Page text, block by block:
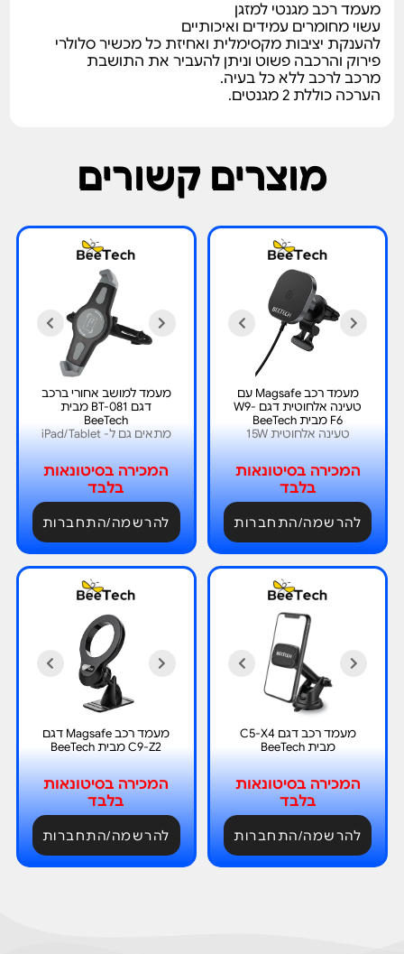
מעמד רכב מגנטי למזגן
עשוי מחומרים עמידים ואיכותיים
להענקת יציבות מקסימלית ואחיזת כל מכשיר סלולרי
פירוק והרכבה פשוט וניתן להעביר את התושבת
מרכב לרכב ללא כל בעיה.
הערכה כוללת 2 מגנטים.
מוצרים קשורים
טעינה אלחוטית 15W
מעמד רכב Magsafe עם
טעינה אלחוטית דגם W9-
F6 מבית BeeTech
המכירה בסיטונאות
בלבד
להרשמה/התחברות
מתאים גם ל- iPad/Tablet
מעמד למושב אחורי ברכב
דגם BT-081 מבית
BeeTech
המכירה בסיטונאות
בלבד
להרשמה/התחברות
מעמד רכב דגם C5-X4
מבית BeeTech
המכירה בסיטונאות
בלבד
להרשמה/התחברות
מעמד רכב Magsafe דגם
C9-Z2 מבית BeeTech
המכירה בסיטונאות
בלבד
להרשמה/התחברות